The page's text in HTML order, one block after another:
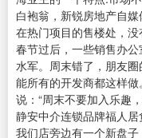
白袍翁，新锐房地产自媒
在热门项目的售楼处，没
春节过后，一些销售办
水军。周末错了，朋友
能所有的开发商都这样
说：“周末不要加入乐趣
静安中介连锁品牌福人
我们店旁边有一个新盘